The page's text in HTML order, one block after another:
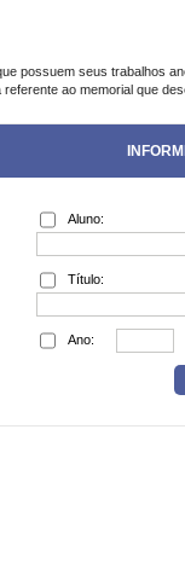
possuem seus trabalhos
ao memorial que
Aluno:
Título:
Ano: